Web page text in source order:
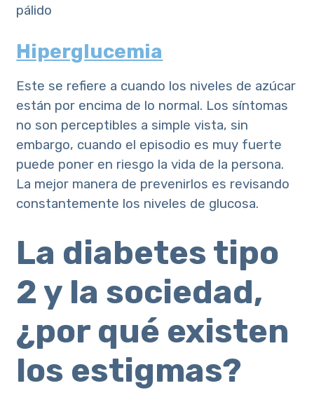
pálido
Hiperglucemia
Este se refiere a cuando los niveles de azúcar
están por encima de lo normal. Los síntomas
no son perceptibles a simple vista, sin
embargo, cuando el episodio es muy fuerte
puede poner en riesgo la vida de la persona.
La mejor manera de prevenirlos es revisando
constantemente los niveles de glucosa.
La diabetes tipo
2 y la sociedad,
¿por qué existen
los estigmas?